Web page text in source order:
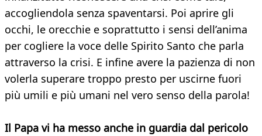
accogliendola senza spaventarsi. Poi aprire gli
occhi, le orecchie e soprattutto i sensi dell’anima
per cogliere la voce delle Spirito Santo che parla
attraverso la crisi. E infine avere la pazienza di non
volerla superare troppo presto per uscirne fuori
più umili e più umani nel vero senso della parola!
Il Papa vi ha messo anche in guardia dal pericolo